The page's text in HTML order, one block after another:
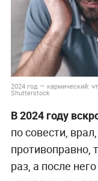
2024 год — кармический:
Shutterstock
В 2024 году
по совести,
противоправно,
раз, а после